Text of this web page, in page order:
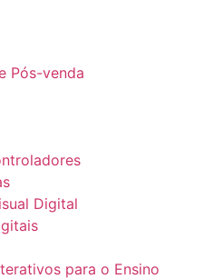
Pós-venda
Digital
para o Ensino